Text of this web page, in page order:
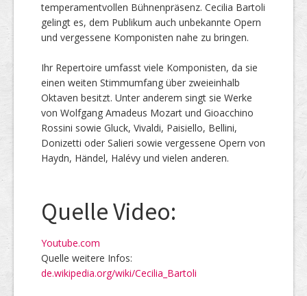
temperamentvollen Bühnenpräsenz. Cecilia Bartoli
gelingt es, dem Publikum auch unbekannte Opern
und vergessene Komponisten nahe zu bringen.
Ihr Repertoire umfasst viele Komponisten, da sie
einen weiten Stimmumfang über zweieinhalb
Oktaven besitzt. Unter anderem singt sie Werke
von Wolfgang Amadeus Mozart und Gioacchino
Rossini sowie Gluck, Vivaldi, Paisiello, Bellini,
Donizetti oder Salieri sowie vergessene Opern von
Haydn, Händel, Halévy und vielen anderen.
Quelle Video:
Youtube.com
Quelle weitere Infos:
de.wikipedia.org/wiki/Cecilia_Bartoli